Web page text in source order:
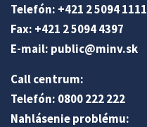
Telefón: +421 2 5094 1111
Fax: +421 2 5094 4397
E-mail: public@minv.sk
Call centrum:
Telefón: 0800 222 222
Nahlásenie problému: